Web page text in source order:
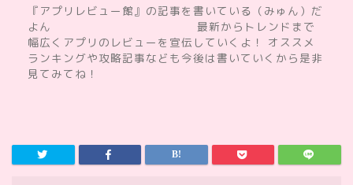
『アプリレビュー館』の記事を書いている（みゅん）だ
よん 最新からトレンドまで
幅広くアプリのレビューを宣伝していくよ！ オススメ
ランキングや攻略記事なども今後は書いていくから是非
見てみてね！